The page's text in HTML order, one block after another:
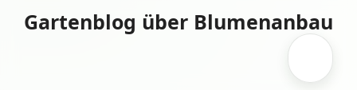
InhaltGartenblog über Blumenanbau